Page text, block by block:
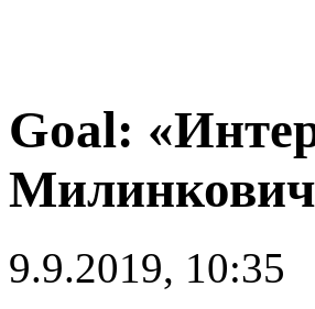
Goal:
9.9.2019, 10:35